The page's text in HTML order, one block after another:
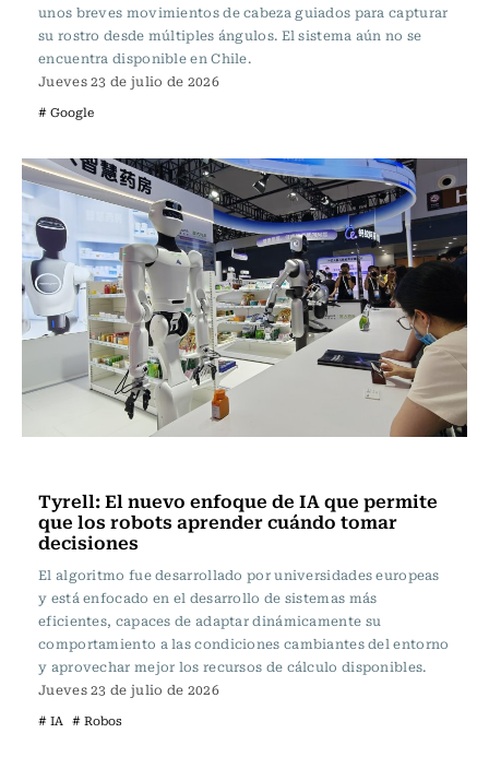
unos breves movimientos de cabeza guiados para capturar
su rostro desde múltiples ángulos. El sistema aún no se
encuentra disponible en Chile.
Jueves 23 de julio de 2026
# Google
Tyrell: El nuevo enfoque de IA que permite
que los robots aprender cuándo tomar
decisiones
El algoritmo fue desarrollado por universidades europeas
y está enfocado en el desarrollo de sistemas más
eficientes, capaces de adaptar dinámicamente su
comportamiento a las condiciones cambiantes del entorno
y aprovechar mejor los recursos de cálculo disponibles.
Jueves 23 de julio de 2026
# IA # Robos